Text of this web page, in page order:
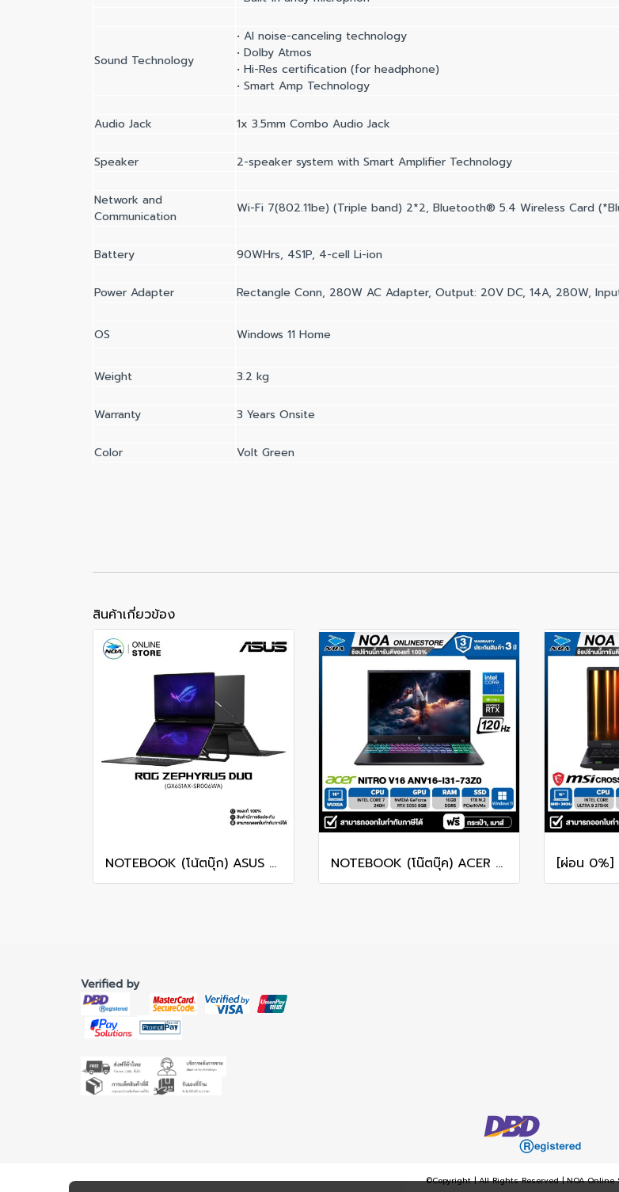
Sound Technology
• AI noise-canceling technology
• Dolby Atmos
• Hi-Res certification (for headphone)
• Smart Amp Technology
Audio Jack 1x 3.5mm Combo Audio Jack
Speaker 2-speaker system with Smart Amplifier Technology
Network and
Communication
Wi-Fi 7(802.11be) (Triple band) 2*2, Bluetooth® 5.4 Wireless Card
Battery 90WHrs, 4S1P, 4-cell Li-ion
Power Adapter Rectangle Conn, 280W AC Adapter, Output: 20V DC, 14A, 280W,
OS Windows 11 Home
Weight 3.2 kg
Warranty 3 Years Onsite
Color Volt Green
สินค้าเกี่ยวข้อง
NOTEBOOK (โน้ตบุ๊ก) ASUS ROG ZEPHYRUS DUO 16 GX651AX-SR006WA 16" 3K OLED 120Hz Touchscreen/ULTRA 9 386H/64GB/SSD 2TB/RTX 5090/WINDOWS 11+MS OFFICE รับประกันศูนย์ไทย 3ปี NOTEBOOK (โน๊ตบุ๊ค) ACER NITRO V 16 ANV16-I31-73Z0 16-inch WUXGA/CORE 7 240H/16GB/SSD 1TB/RTX 5060/WINDOWS 11 รับประกันซ่อมฟรีถึงบ้าน 3ปี
Verified by
©Copyright | All Rights Reserved | NOA Online